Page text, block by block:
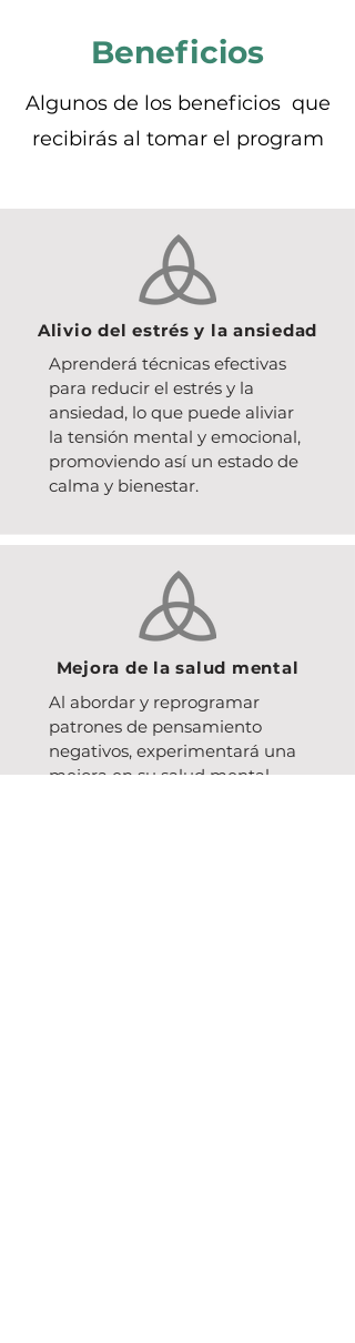
Beneficios
Algunos de los beneficios que
recibirás al tomar el program
Alivio del estrés y la ansiedad
Aprenderá técnicas efectivas
para reducir el estrés y la
ansiedad, lo que puede aliviar
la tensión mental y emocional,
promoviendo así un estado de
calma y bienestar.
Mejora de la salud mental
Al abordar y reprogramar
patrones de pensamiento
negativos, experimentará una
mejora en su salud mental